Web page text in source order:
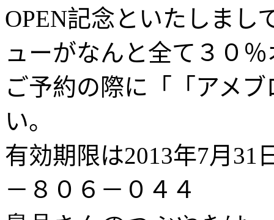
OPEN記念といたしまし
ューがなんと全て３０
ご予約の際に「「アメブ
い。
有効期限は2013年7月31
－８０６－０４４